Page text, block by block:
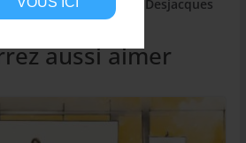
Desjacques
aussi aimer